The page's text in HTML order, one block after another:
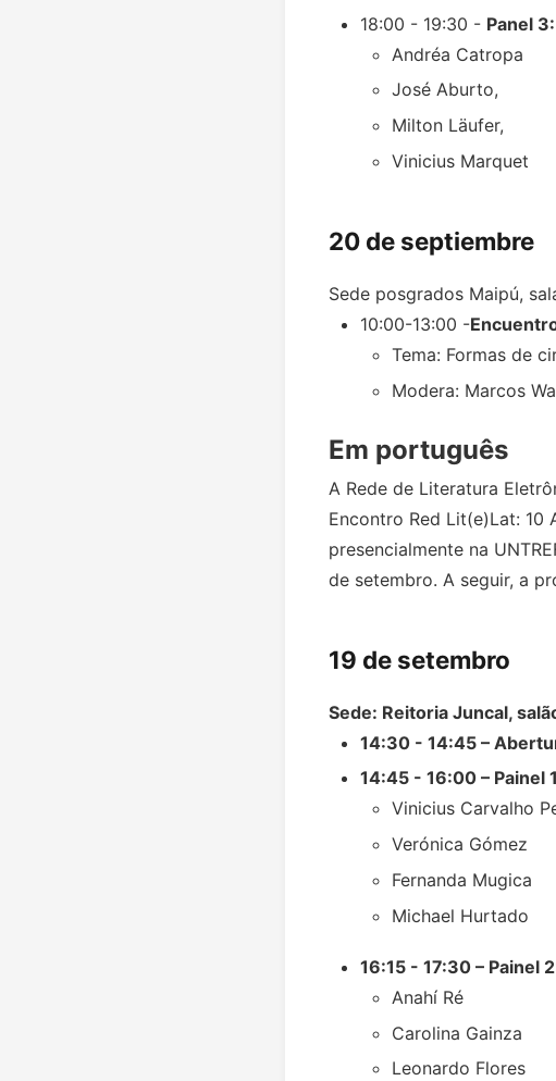
18:00 - 19:30 - Panel
Andréa Catropa
José Aburto,
Milton Läufer,
Vinicius Marquet
20 de septiembre
Sede posgrados Maipú,
10:00-13:00 -
Tema: Formas de
Modera: Marcos
Em português
A Rede de Literatura
Encontro Red Lit(e)Lat: 10
presencialmente na
de setembro. A seguir, a
19 de setembro
Sede: Reitoria Juncal,
14:30 - 14:45 –
14:45 - 16:00 – Painel
Vinicius Carvalho
Verónica Gómez
Fernanda Mugica
Michael Hurtado
16:15 - 17:30 – Painel
Anahí Ré
Carolina Gainza
Leonardo Flores